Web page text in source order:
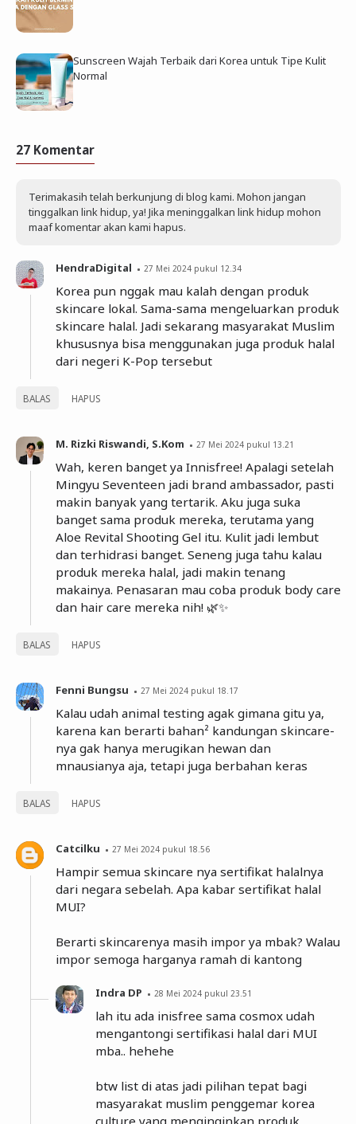
Sunscreen Wajah Terbaik dari Korea untuk Tipe Kulit
Normal
27 Komentar
Terimakasih telah berkunjung di blog kami. Mohon jangan
tinggalkan link hidup, ya! Jika meninggalkan link hidup mohon
maaf komentar akan kami hapus.
HendraDigital 27 Mei 2024 pukul 12.34
Korea pun nggak mau kalah dengan produk
skincare lokal. Sama-sama mengeluarkan produk
skincare halal. Jadi sekarang masyarakat Muslim
khususnya bisa menggunakan juga produk halal
dari negeri K-Pop tersebut
BALAS HAPUS
M. Rizki Riswandi, S.Kom 27 Mei 2024 pukul 13.21
Wah, keren banget ya Innisfree! Apalagi setelah
Mingyu Seventeen jadi brand ambassador, pasti
makin banyak yang tertarik. Aku juga suka
banget sama produk mereka, terutama yang
Aloe Revital Shooting Gel itu. Kulit jadi lembut
dan terhidrasi banget. Seneng juga tahu kalau
produk mereka halal, jadi makin tenang
makainya. Penasaran mau coba produk body care
dan hair care mereka nih! 🌿✨
BALAS HAPUS
Fenni Bungsu 27 Mei 2024 pukul 18.17
Kalau udah animal testing agak gimana gitu ya,
karena kan berarti bahan² kandungan skincare-
nya gak hanya merugikan hewan dan
mnausianya aja, tetapi juga berbahan keras
BALAS HAPUS
Catcilku 27 Mei 2024 pukul 18.56
Hampir semua skincare nya sertifikat halalnya
dari negara sebelah. Apa kabar sertifikat halal
MUI?
Berarti skincarenya masih impor ya mbak? Walau
impor semoga harganya ramah di kantong
Indra DP 28 Mei 2024 pukul 23.51
lah itu ada inisfree sama cosmox udah
mengantongi sertifikasi halal dari MUI
mba.. hehehe
btw list di atas jadi pilihan tepat bagi
masyarakat muslim penggemar korea
culture yang menginginkan produk